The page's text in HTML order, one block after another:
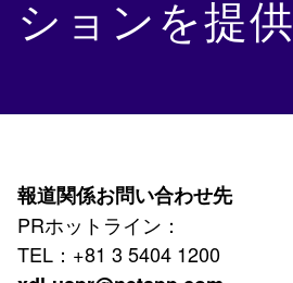
ションを提供
報道関係お問い合わせ先
PRホットライン：
TEL：+81 3 5404 1200